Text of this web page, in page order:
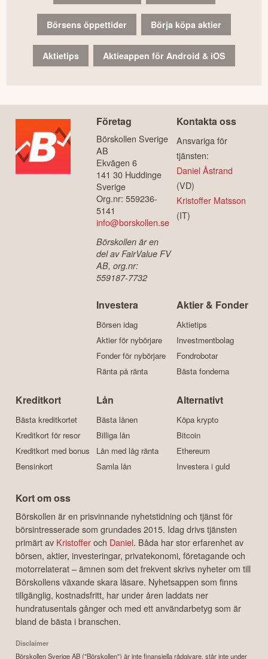
Börsens öppettider Börja köpa aktier
Aktietips Aktieappen för Android & iOS
Företag
Börskollen Sverige
AB
Ekvägen 6
141 30 Huddinge
Sverige
Org.nr: 559236-
5141
info@borskollen.se
Börskollen är en
del av FairValue FV
AB, org.nr:
559187-7732
Kontakta oss
Ansvariga för
tjänsten:
Daniel Åstrand
(VD)
Kristoffer Matsson
(IT)
Investera
Börsen idag
Aktier för nybörjare
Fonder för nybörjare
Ränta på ränta
Aktier & Fonder
Aktietips
Investmentbolag
Fondrobotar
Bästa fonderna
Kreditkort
Bästa kreditkortet
Kreditkort för resor
Kreditkort med bonus
Bensinkort
Lån
Bästa lånen
Billiga lån
Lån med låg ränta
Samla lån
Alternativt
Köpa krypto
Bitcoin
Ethereum
Investera i guld
Kort om oss
Börskollen är en prisvinnande nyhetstidning och tjänst för
börsintresserade som grundades 2015. Idag drivs tjänsten
primärt av Kristofferoch Daniel. Båda har stor erfarenhet av
börsen, aktier, investeringar, privatekonomi, företagande och
motorrelaterat – ämnen som det frekvent skrivs nyheter om till
Börskollens växande skara läsare. Nyhetsappen som finns
tillgänglig, kostnadsfritt, har under åren laddats ner
hundratusentals gånger och med ett användarbetyg som är
bland de bästa i branschen.
Disclaimer
Börskollen Sverige AB ("Börskollen") är inte finansiella rådgivare, står inte under